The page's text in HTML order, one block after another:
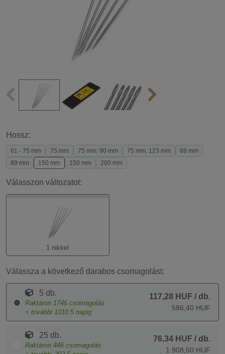
Hossz:
61 - 75 mm 75 mm 75 mm, 90 mm 75 mm, 123 mm
88 mm
89 mm
150 mm 150 mm 200 mm
Válasszon változatot:
1 nikkel
Válassza a következő darabos csomagolást:
5 db.
Raktáron 1746 csomagolás
+ további 1010 5 napig
117,28 HUF / db.
586,40 HUF
25 db.
Raktáron 446 csomagolás
76,34 HUF / db.
1 908,50 HUF